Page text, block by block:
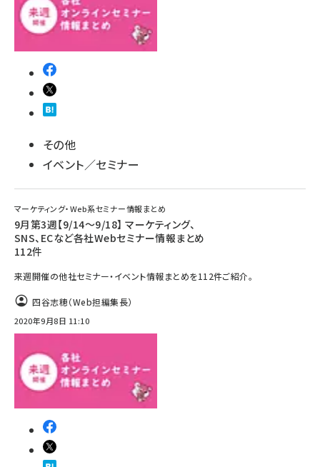
その他
イベント／セミナー
マーケティング・Web系セミナー情報まとめ
9月第3週【9/14～9/18】 マーケティング、
SNS、ECなど各社Webセミナー情報まとめ
112件
来週開催の他社セミナー・イベント情報まとめを112件ご紹介。
四谷志穂（Web担編集長）
2020年9月8日 11:10